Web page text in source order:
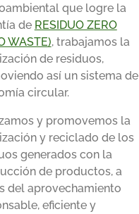
que logre la
de RESIDUO ZERO
WASTE), trabajamos la
de residuos,
así un sistema de
circular.
y promovemos la
y reciclado de los
generados con la
de productos, a
del aprovechamiento
eficiente y